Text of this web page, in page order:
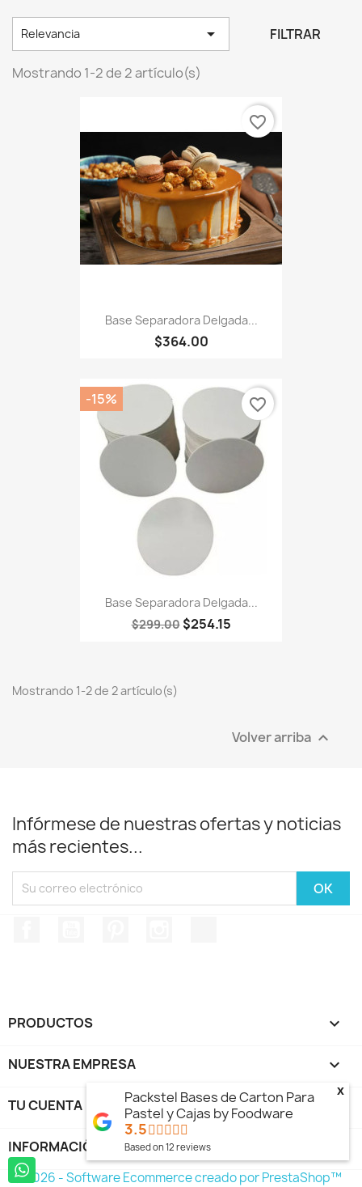
Relevancia  FILTRAR
Mostrando 1-2 de 2 artículo(s)
Base Separadora Delgada...
$364.00
favorite_border
Base Separadora Delgada...
$299.00 $254.15
-15% favorite_border
Mostrando 1-2 de 2 artículo(s)
Volver arriba 
Infórmese de nuestras ofertas y noticias
más recientes...
PRODUCTOS 
NUESTRA EMPRESA 
TU CUENTA
INFORMACIÓN DE LA TIENDA
© 2026 - Software Ecommerce creado por PrestaShop™
Packstel Bases de Carton Para
Pastel y Cajas by Foodware
3.5
Based on12 reviews
x